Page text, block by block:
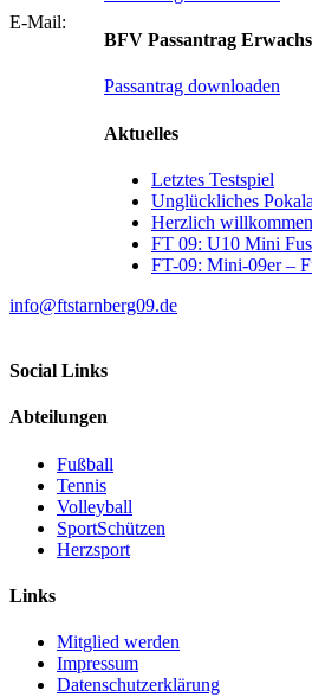
BFV Passantrag
Passantrag downloaden
Aktuelles
Letztes Testspiel
Unglückliches
Herzlich
FT 09: U10 Mini
FT-09: Mini-09er –
E-Mail:
info@ftstarnberg09.de
Social Links
Abteilungen
Fußball
Tennis
Volleyball
SportSchützen
Herzsport
Links
Mitglied werden
Impressum
Datenschutzerklärung